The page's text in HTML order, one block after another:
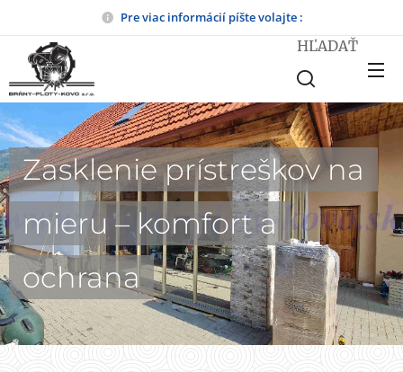
Pre viac informácií píšte volajte :
HĽADAŤ
Zasklenie prístreškov na
mieru – komfort a
ochrana